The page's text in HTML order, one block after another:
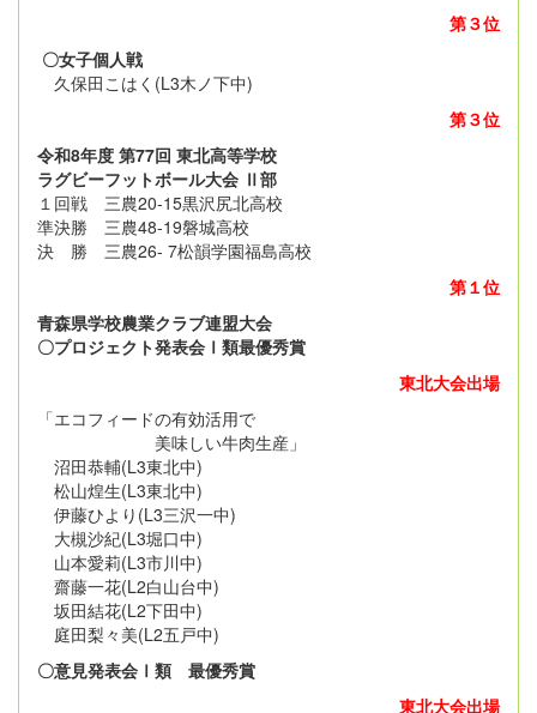
第３位
〇女子個人戦
久保田こはく(L3木ノ下中)
第３位
令和8年度 第77回 東北高等学校
ラグビーフットボール大会 Ⅱ部
１回戦 三農20-15黒沢尻北高校
準決勝 三農48-19磐城高校
決 勝 三農26- 7松韻学園福島高校
第１位
青森県学校農業クラブ連盟大会
〇プロジェクト発表会Ⅰ類最優秀賞
東北大会出場
「エコフィードの有効活用で
美味しい牛肉生産」
沼田恭輔(L3東北中)
松山煌生(L3東北中)
伊藤ひより(L3三沢一中)
大槻沙紀(L3堀口中)
山本愛莉(L3市川中)
齋藤一花(L2白山台中)
坂田結花(L2下田中)
庭田梨々美(L2五戸中)
〇意見発表会Ⅰ類 最優秀賞
東北大会出場